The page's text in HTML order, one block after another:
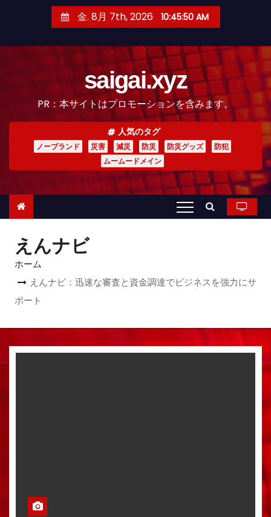
金. 8月 7th, 2026 10:45:52 AM
saigai.xyz
PR：本サイトはプロモーションを含みます。
人気のタグ
ノーブランド 災害 減災 防災 防災グッズ
防犯
ムームードメイン
えんナビ
ホーム
えんナビ：迅速な審査と資金調達でビジネスを強力にサ
ポート